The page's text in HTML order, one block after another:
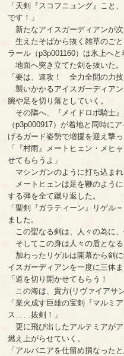
「天剣『スコフニュング』こ
です！」
新たなアイスガーディアンが次
生えたそばから抜く雑草のご
ラール（p3p001160）は氷上へと
地面へ突き立てた剣を抜いた。
「要は、速攻！ 全力全開の力技
襲いかかるアイスガーディア
腕や足を切り落としていく。
その隣へ、『メイドロボ騎士
（p3p000917）が着地と同時に
げるガード姿勢で増援を迎え撃っ
「『村雨』メートヒェン・メヒ
せてもらうよ」
マシンガンのように打ち込まれ
メートヒェンは足を鞭のよう
する弾を全て蹴り返した。
「聖剣『ガラティーン』リゲル
ました。
この聖なる剣は、人々の為に、
そしてこの身は人々の盾となる
加わったリゲルは開幕から剣
イスガーディアンを一度に三体
「道を切り開かせてもらう！
この海は、貴方(リヴァイアサ
「業火成す巨雄の宝剣『マルミ
ス……抜剣！」
更に飛び出したアルテミアがア
燃え上がらせていく。
「アルバニアを仕留め損なった